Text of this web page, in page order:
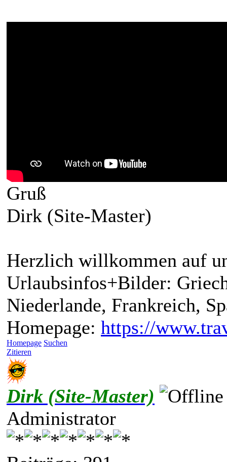
Gruß
Dirk (Site-Master)
Herzlich willkommen auf
Urlaubsinfos+Bilder:
Niederlande, Frankreich,
Homepage: https://
Homepage Suchen
Zitieren
Dirk (Site-Master)
Administrator